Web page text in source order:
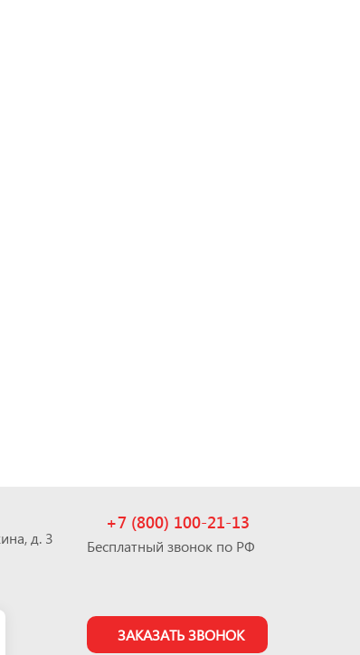
д. 3
+7 (800) 100-21-13
Бесплатный звонок по РФ
ЗАКАЗАТЬ ЗВОНОК